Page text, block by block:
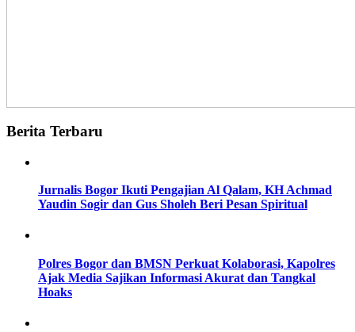
Berita Terbaru
Jurnalis Bogor Ikuti Pengajian Al Qalam, KH Achmad
Yaudin Sogir dan Gus Sholeh Beri Pesan Spiritual
Polres Bogor dan BMSN Perkuat Kolaborasi, Kapolres
Ajak Media Sajikan Informasi Akurat dan Tangkal
Hoaks